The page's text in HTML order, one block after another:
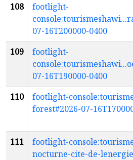
108
footlight-
07-16T200000-0400
109
footlight-
07-16T190000-0400
110
footlight-
forest#2026-07-
111
footlight-
nocturne-cite-de-lenergie